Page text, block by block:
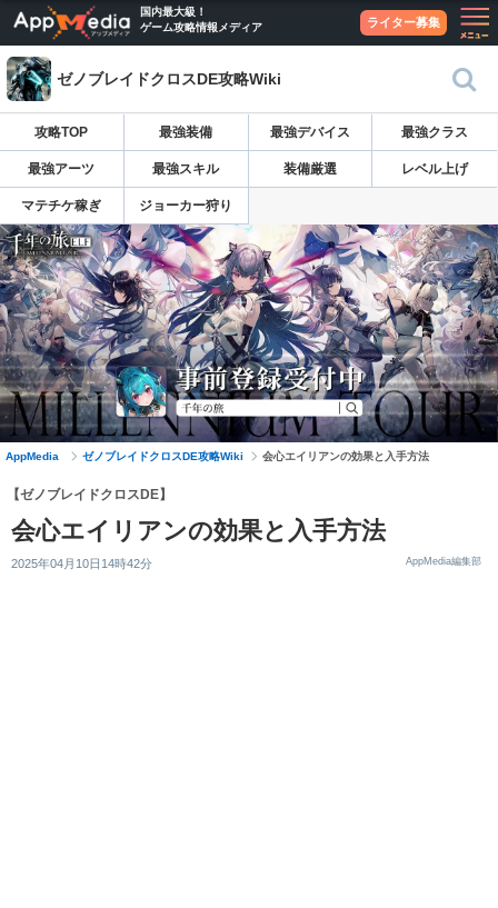
国内最大級！
ゲーム攻略情報メディア
ライター募集
ゼノブレイドクロスDE攻略Wiki
攻略TOP 最強装備 最強デバイス 最強クラス
最強アーツ 最強スキル 装備厳選 レベル上げ
マテチケ稼ぎ ジョーカー狩り
AppMedia ゼノブレイドクロスDE攻略Wiki 会心エイリアンの効果と入手方法
【ゼノブレイドクロスDE】
会心エイリアンの効果と入手方法
2025年04月10日14時42分 AppMedia編集部